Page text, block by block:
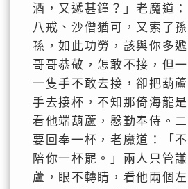
酒，又遞甚鐘？」老魔道
八戒、沙僧猶可，又索了
孫，如此功勞，該與你多
哥哥恭敬，怎敢不接，但
一隻手不敢去接，卻把葫
手去接杯，不知那倚海龍
看他端葫蘆，慇勤奉侍。
要回奉一杯，老魔道：「
陪你一杯罷。」兩人只管
蘆，眼不轉睛，看他兩個